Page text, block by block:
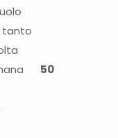
tanto
50